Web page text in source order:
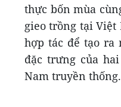
thực bốn mùa
gieo trồng tại Việt
hợp tác để tạo ra
đặc trưng của
Nam truyền thống.